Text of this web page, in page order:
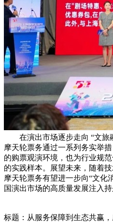
在演出市场逐步走向 “文旅
摩天轮票务通过一系列务实举
的购票观演环境，也为行业规
的实践样本。展望未来，随着
摩天轮票务有望进一步向“文化
国演出市场的高质量发展注入持
标题：从服务保障到生态共赢